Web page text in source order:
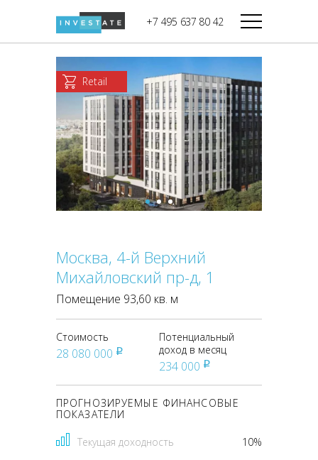
+7 495 637 80 42
Дикси
Мираторг
Магнолия
В башне
Башня Федерация-II
Запад
Башня Федерация-I
Восток
Город Столиц,
Северный блок
Город Столиц,
Южный блок
Retail
Москва, 4-й Верхний
Михайловский пр-д, 1
Помещение 93,60 кв. м
Стоимость
28 080 000 pуб
Потенциальный
доход в месяц
234 000 pуб
ПРОГНОЗИРУЕМЫЕ ФИНАНСОВЫЕ
ПОКАЗАТЕЛИ
Текущая доходность 10%